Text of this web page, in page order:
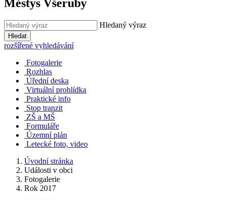
Městys Všeruby
Hledaný výraz
Hledat
rozšířené vyhledávání
Fotogalerie
Rozhlas
Úřední deska
Virtuální prohlídka
Praktické info
Stop tranzit
ZŠ a MŠ
Formuláře
Územní plán
Letecké foto, video
Úvodní stránka
Události v obci
Fotogalerie
Rok 2017